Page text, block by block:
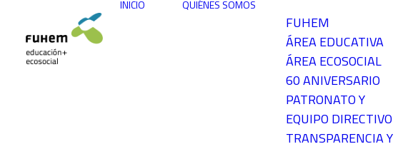
INICIO QUIÉNES SOMOS
FUHEM
ÁREA EDUCATIVA
ÁREA ECOSOCIAL
60 ANIVERSARIO
PATRONATO Y
EQUIPO DIRECTIVO
TRANSPARENCIA Y